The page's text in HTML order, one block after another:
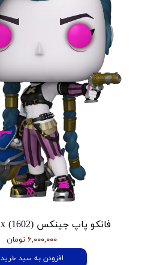
فانکو پاپ جینکس Arcane - Jinx (1602)
۶,۰۰۰,۰۰۰ تومان
افزودن به سبد خرید